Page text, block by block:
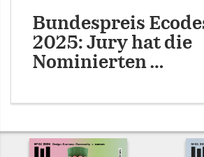
Bundespreis
2025: Jury hat die
Nominierten …